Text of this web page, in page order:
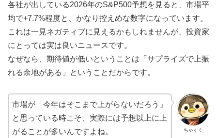
各社が出している2026年のS&P500予想を見ると、市場平
均で+7.7%程度と、かなり控えめな数字になっています。
これは一見ネガティブに見えるかもしれませんが、投資家
にとっては実は良いニュースです。
なぜなら、期待値が低いということは「サプライズで上振
れる余地がある」ということだからです。
ちゃすく
市場が「今年はそこまで上がらないだろう」
と思っている時こそ、実際には予想以上に上
がることが多いんですよね。